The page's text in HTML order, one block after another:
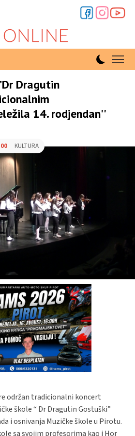
Dragutin
14. rodjendan''
KULTURA
održan tradicionalni koncert
škole “ Dr Dragutin Gostuški”
i osnivanja Muzičke škole u Pirotu.
sa svojim profesorima kao i Hor